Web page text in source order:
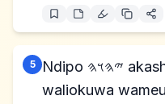
5
Ndipo 𐤉𐤄𐤅𐤄 akashuka kuona mji na mnara
waliokuwa